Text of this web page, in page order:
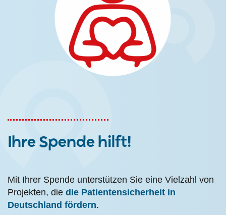
Ihre Spende hilft!
Mit Ihrer Spende unterstützen Sie eine Vielzahl von
Projekten, die die Patientensicherheit in
Deutschland fördern.